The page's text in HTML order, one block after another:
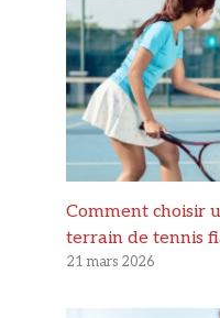
Comment choisir
terrain de tennis
21 mars 2026